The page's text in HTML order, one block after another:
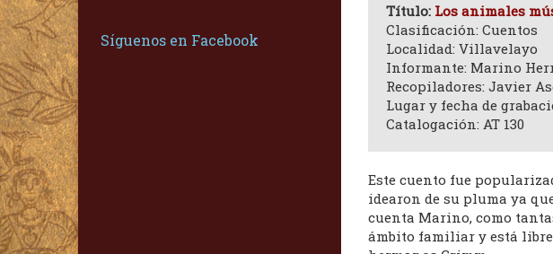
Síguenos en Facebook
Título: Los animales
Clasificación: Cuentos
Localidad: Villavelayo
Informante: Marino
Recopiladores: Javier
Lugar y fecha de
Catalogación: AT 130
Este cuento fue
idearon de su pluma ya
cuenta Marino, como
ámbito familiar y está libre